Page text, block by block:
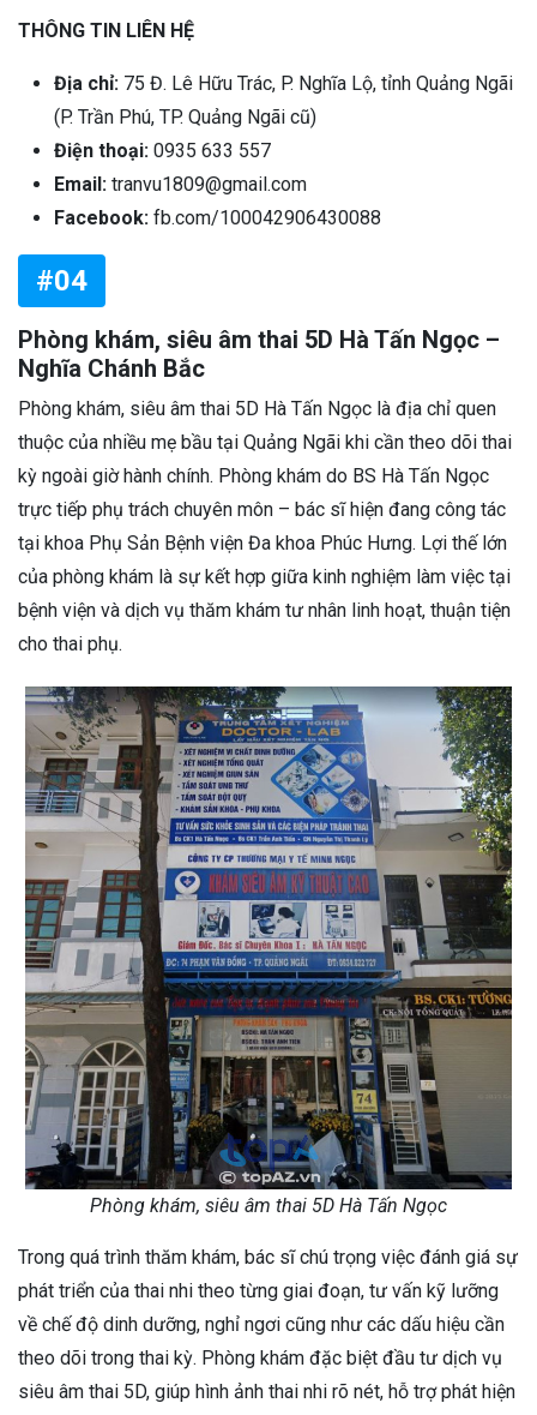
THÔNG TIN LIÊN HỆ
Địa chỉ: 75 Đ. Lê Hữu Trác, P. Nghĩa Lộ, tỉnh Quảng Ngãi
(P. Trần Phú, TP. Quảng Ngãi cũ)
Điện thoại: 0935 633 557
Email: tranvu1809@gmail.com
Facebook: fb.com/100042906430088
#04
Phòng khám, siêu âm thai 5D Hà Tấn Ngọc –
Nghĩa Chánh Bắc
Phòng khám, siêu âm thai 5D Hà Tấn Ngọc là địa chỉ quen
thuộc của nhiều mẹ bầu tại Quảng Ngãi khi cần theo dõi thai
kỳ ngoài giờ hành chính. Phòng khám do BS Hà Tấn Ngọc
trực tiếp phụ trách chuyên môn – bác sĩ hiện đang công tác
tại khoa Phụ Sản Bệnh viện Đa khoa Phúc Hưng. Lợi thế lớn
của phòng khám là sự kết hợp giữa kinh nghiệm làm việc tại
bệnh viện và dịch vụ thăm khám tư nhân linh hoạt, thuận tiện
cho thai phụ.
Phòng khám, siêu âm thai 5D Hà Tấn Ngọc
Trong quá trình thăm khám, bác sĩ chú trọng việc đánh giá sự
phát triển của thai nhi theo từng giai đoạn, tư vấn kỹ lưỡng
về chế độ dinh dưỡng, nghỉ ngơi cũng như các dấu hiệu cần
theo dõi trong thai kỳ. Phòng khám đặc biệt đầu tư dịch vụ
siêu âm thai 5D, giúp hình ảnh thai nhi rõ nét, hỗ trợ phát hiện